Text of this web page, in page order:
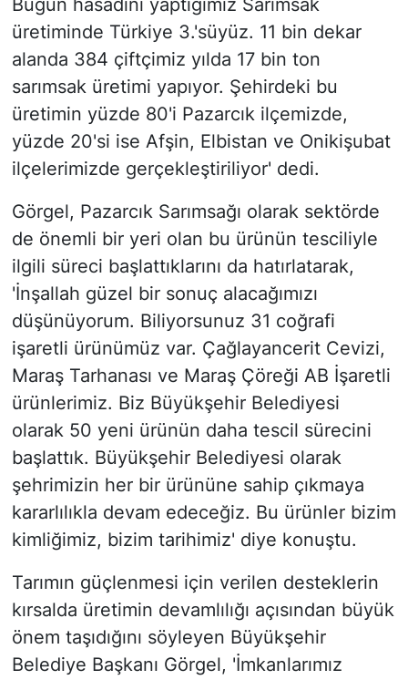
Bugün hasadını yaptığımız Sarımsak
üretiminde Türkiye 3.'süyüz. 11 bin dekar
alanda 384 çiftçimiz yılda 17 bin ton
sarımsak üretimi yapıyor. Şehirdeki bu
üretimin yüzde 80'i Pazarcık ilçemizde,
yüzde 20'si ise Afşin, Elbistan ve Onikişubat
ilçelerimizde gerçekleştiriliyor' dedi.
Görgel, Pazarcık Sarımsağı olarak sektörde
de önemli bir yeri olan bu ürünün tesciliyle
ilgili süreci başlattıklarını da hatırlatarak,
'İnşallah güzel bir sonuç alacağımızı
düşünüyorum. Biliyorsunuz 31 coğrafi
işaretli ürünümüz var. Çağlayancerit Cevizi,
Maraş Tarhanası ve Maraş Çöreği AB İşaretli
ürünlerimiz. Biz Büyükşehir Belediyesi
olarak 50 yeni ürünün daha tescil sürecini
başlattık. Büyükşehir Belediyesi olarak
şehrimizin her bir ürününe sahip çıkmaya
kararlılıkla devam edeceğiz. Bu ürünler bizim
kimliğimiz, bizim tarihimiz' diye konuştu.
Tarımın güçlenmesi için verilen desteklerin
kırsalda üretimin devamlılığı açısından büyük
önem taşıdığını söyleyen Büyükşehir
Belediye Başkanı Görgel, 'İmkanlarımız